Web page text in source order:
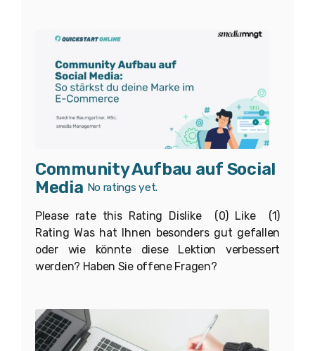
Community Aufbau auf Social
Media No ratings yet.
Please rate this Rating Dislike (0) Like (1)
Rating Was hat Ihnen besonders gut gefallen
oder wie könnte diese Lektion verbessert
werden? Haben Sie offene Fragen?